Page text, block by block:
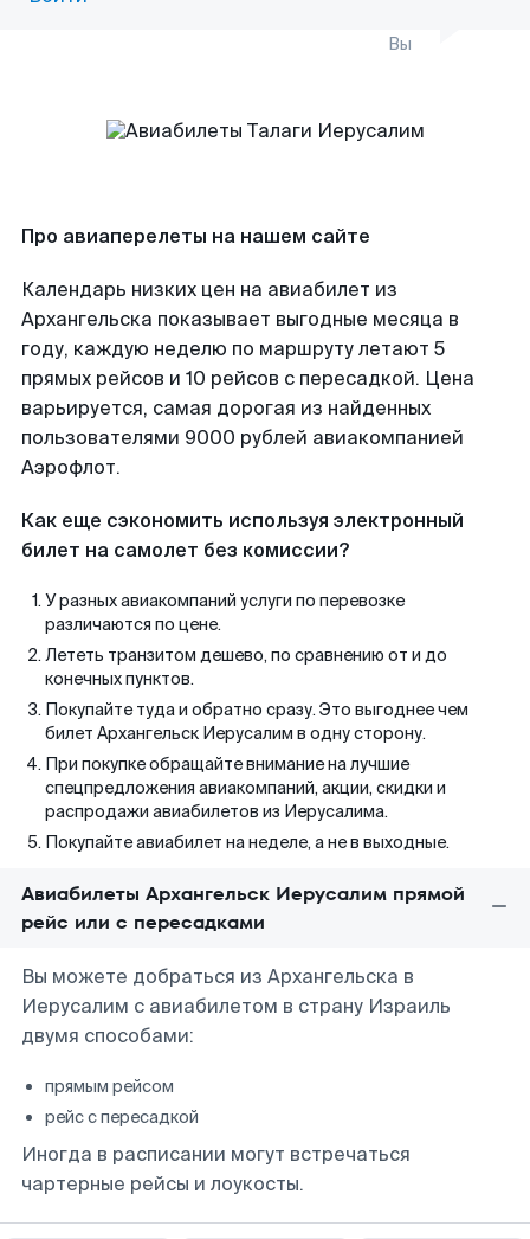
Вы
Про авиаперелеты на нашем сайте
Календарь низких цен на авиабилет из
Архангельска показывает выгодные месяца в
году, каждую неделю по маршруту летают 5
прямых рейсов и 10 рейсов с пересадкой. Цена
варьируется, самая дорогая из найденных
пользователями 9000 рублей авиакомпанией
Аэрофлот.
Как еще сэкономить используя электронный
билет на самолет без комиссии?
У разных авиакомпаний услуги по перевозке
различаются по цене.
Лететь транзитом дешево, по сравнению от и до
конечных пунктов.
Покупайте туда и обратно сразу. Это выгоднее чем
билет Архангельск Иерусалим в одну сторону.
При покупке обращайте внимание на лучшие
спецпредложения авиакомпаний, акции, скидки и
распродажи авиабилетов из Иерусалима.
Покупайте авиабилет на неделе, а не в выходные.
Авиабилеты Архангельск Иерусалим прямой
рейс или с пересадками
Вы можете добраться из Архангельска в
Иерусалим с авиабилетом в страну Израиль
двумя способами:
прямым рейсом
рейс с пересадкой
Иногда в расписании могут встречаться
чартерные рейсы и лоукосты.